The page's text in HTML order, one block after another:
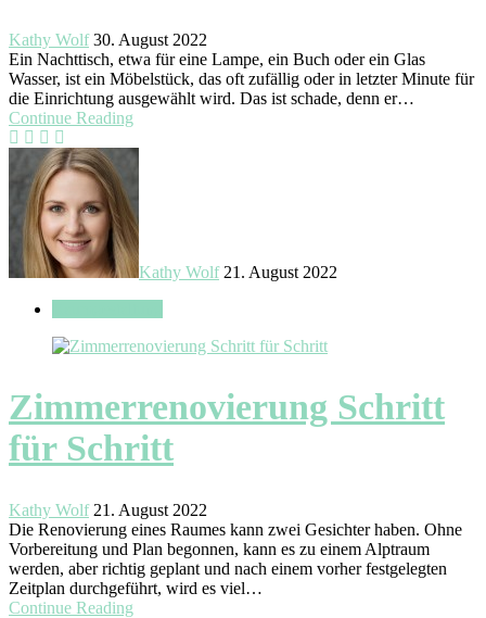
Kathy Wolf 30. August 2022
Ein Nachttisch, etwa für eine Lampe, ein Buch oder ein Glas
Wasser, ist ein Möbelstück, das oft zufällig oder in letzter Minute für
die Einrichtung ausgewählt wird. Das ist schade, denn er…
Continue Reading
Kathy Wolf 21. August 2022
Zimmerrenovierung Schritt
für Schritt
Kathy Wolf 21. August 2022
Die Renovierung eines Raumes kann zwei Gesichter haben. Ohne
Vorbereitung und Plan begonnen, kann es zu einem Alptraum
werden, aber richtig geplant und nach einem vorher festgelegten
Zeitplan durchgeführt, wird es viel…
Continue Reading